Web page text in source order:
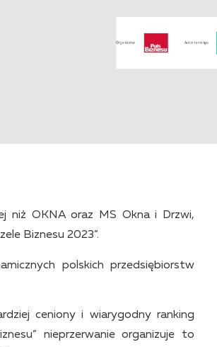
niż OKNA oraz MS Okna i Drzwi,
Biznesu 2023”.
polskich przedsiębiorstw
ceniony i wiarygodny ranking
nieprzerwanie organizuje to